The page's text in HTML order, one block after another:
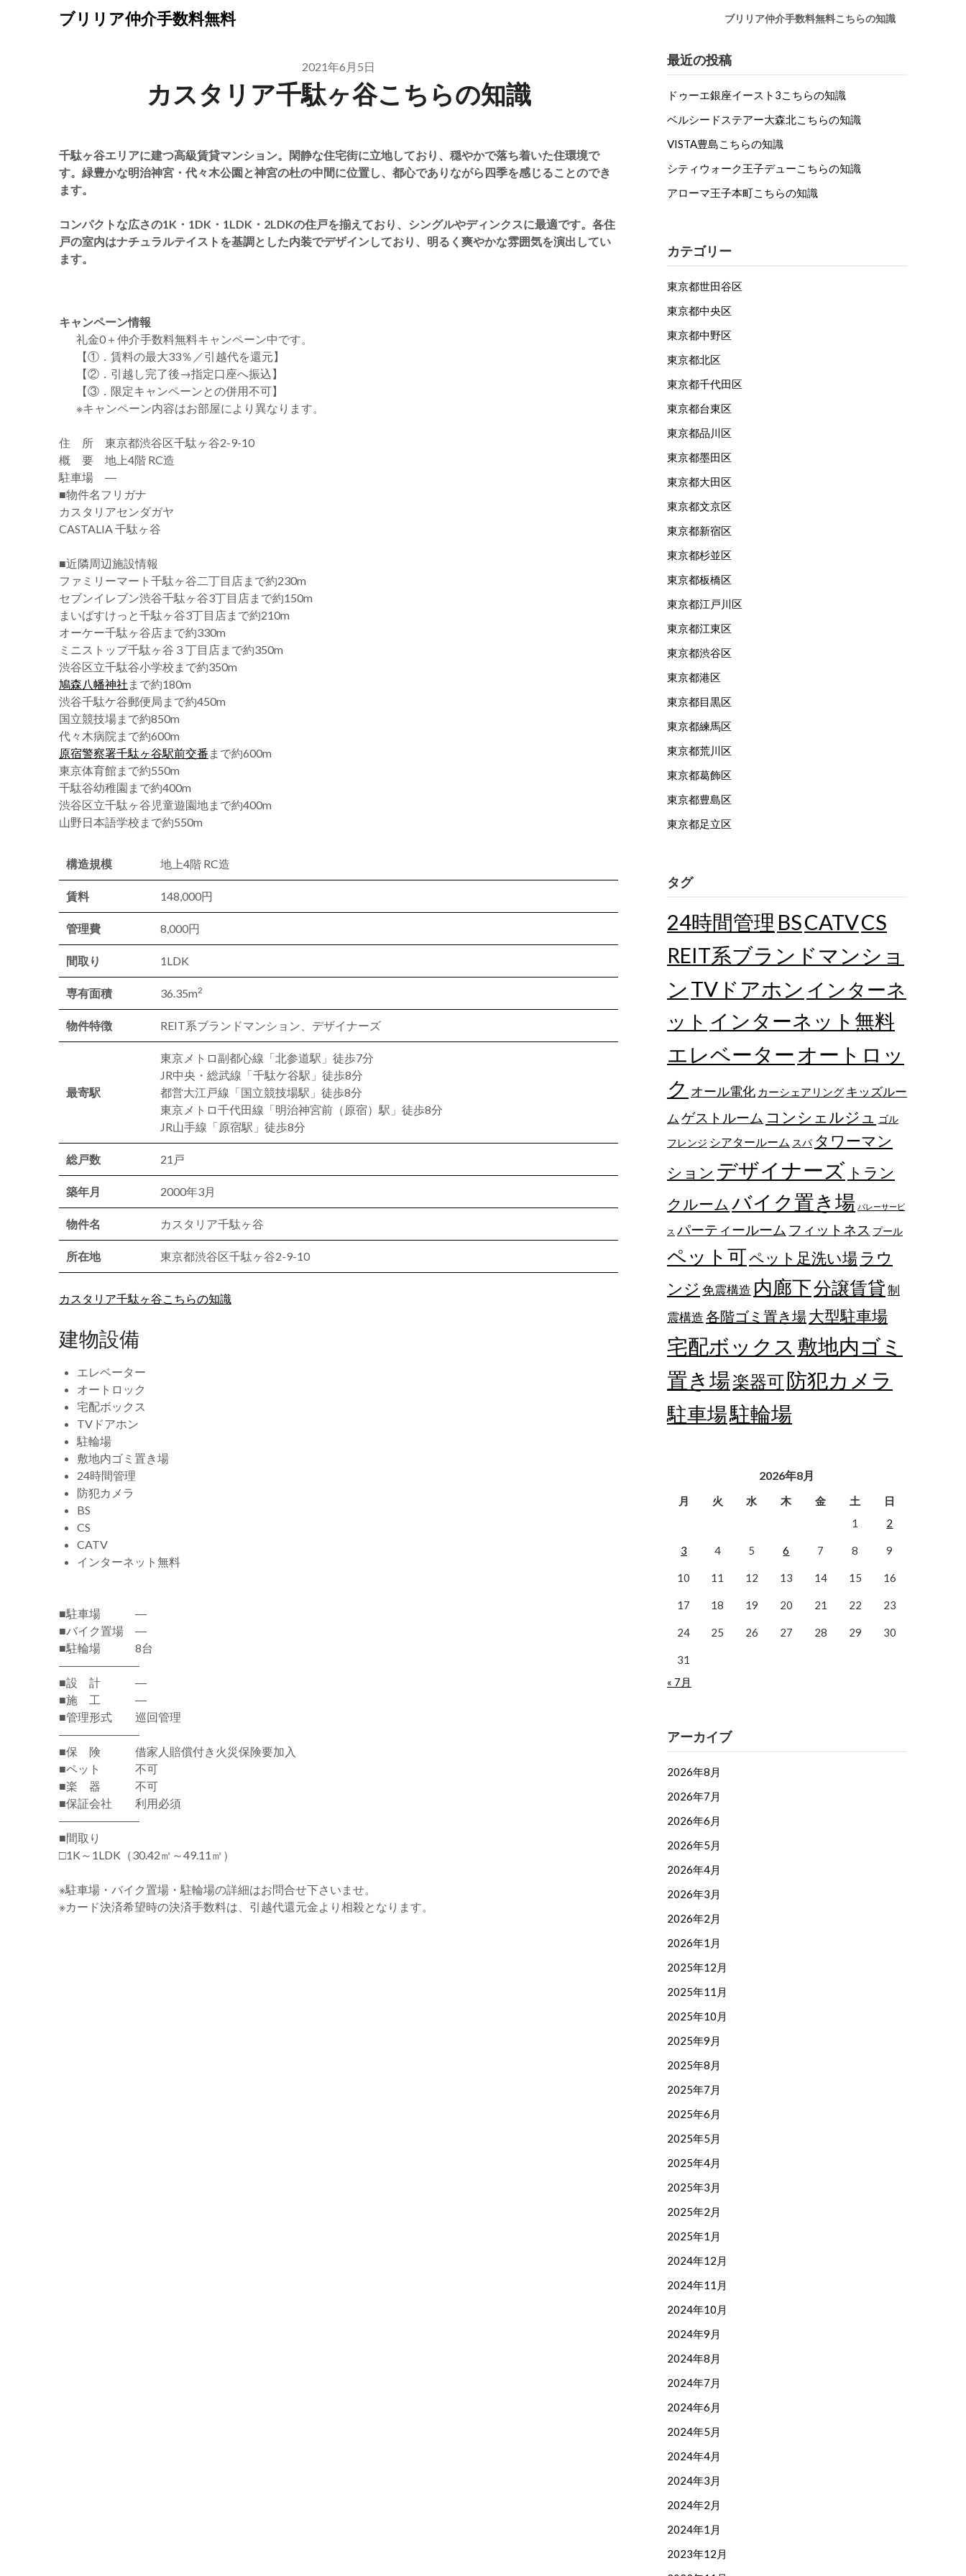
ブリリア仲介手数料無料 ブリリア仲介手数料無料こちらの知識
2021年6月5日
カスタリア千駄ヶ谷こちらの知識
千駄ヶ谷エリアに建つ高級賃貸マンション。閑静な住宅街に立地しており、穏やかで落ち着いた住環境で
す。緑豊かな明治神宮・代々木公園と神宮の杜の中間に位置し、都心でありながら四季を感じることのでき
ます。
コンパクトな広さの1K・1DK・1LDK・2LDKの住戸を揃えており、シングルやディンクスに最適です。各住
戸の室内はナチュラルテイストを基調とした内装でデザインしており、明るく爽やかな雰囲気を演出してい
ます。
キャンペーン情報
礼金0 ＋仲介手数料無料キャンペーン中です。
【①．賃料の最大33％／引越代を還元】
【②．引越し完了後→指定口座へ振込】
【③．限定キャンペーンとの併用不可】
※キャンペーン内容はお部屋により異なります。
住 所 東京都渋谷区千駄ヶ谷2-9-10
概 要 地上4階 RC造
駐車場 ―
■物件名フリガナ
カスタリアセンダガヤ
CASTALIA 千駄ヶ谷
■近隣周辺施設情報
ファミリーマート千駄ヶ谷二丁目店まで約230m
セブンイレブン渋谷千駄ヶ谷3丁目店まで約150m
まいばすけっと千駄ヶ谷3丁目店まで約210m
オーケー千駄ヶ谷店まで約330m
ミニストップ千駄ヶ谷３丁目店まで約350m
渋谷区立千駄谷小学校まで約350m
鳩森八幡神社 まで約180m
渋谷千駄ケ谷郵便局まで約450m
国立競技場まで約850m
代々木病院まで約600m
原宿警察署千駄ヶ谷駅前交番 まで約600m
東京体育館まで約550m
千駄谷幼稚園まで約400m
渋谷区立千駄ヶ谷児童遊園地まで約400m
山野日本語学校まで約550m
構造規模 地上4階 RC造
賃料 148,000円
管理費 8,000円
間取り 1LDK
専有面積 36.35m2
物件特徴 REIT系ブランドマンション、デザイナーズ
最寄駅
東京メトロ副都心線「北参道駅」徒歩7分
JR中央・総武線「千駄ケ谷駅」徒歩8分
都営大江戸線「国立競技場駅」徒歩8分
東京メトロ千代田線「明治神宮前（原宿）駅」徒歩8分
JR山手線「原宿駅」徒歩8分
総戸数 21戸
築年月 2000年3月
物件名 カスタリア千駄ヶ谷
所在地 東京都渋谷区千駄ヶ谷2-9-10
カスタリア千駄ヶ谷こちらの知識
建物設備
エレベーター
オートロック
宅配ボックス
TVドアホン
駐輪場
敷地内ゴミ置き場
24時間管理
防犯カメラ
BS
CS
CATV
インターネット無料
■駐車場 ―
■バイク置場 ―
■駐輪場 8台
―――――――
■設 計 ―
■施 工 ―
■管理形式 巡回管理
―――――――
■保 険 借家人賠償付き火災保険要加入
■ペット 不可
■楽 器 不可
■保証会社 利用必須
―――――――
■間取り
□1K～1LDK（30.42㎡～49.11㎡）
※駐車場・バイク置場・駐輪場の詳細はお問合せ下さいませ。
※カード決済希望時の決済手数料は、引越代還元金より相殺となります。
最近の投稿
ドゥーエ銀座イースト3こちらの知識
ベルシードステアー大森北こちらの知識
VISTA豊島こちらの知識
シティウォーク王子デューこちらの知識
アローマ王子本町こちらの知識
カテゴリー
東京都世田谷区
東京都中央区
東京都中野区
東京都北区
東京都千代田区
東京都台東区
東京都品川区
東京都墨田区
東京都大田区
東京都文京区
東京都新宿区
東京都杉並区
東京都板橋区
東京都江戸川区
東京都江東区
東京都渋谷区
東京都港区
東京都目黒区
東京都練馬区
東京都荒川区
東京都葛飾区
東京都豊島区
東京都足立区
タグ
24時間管理 BSCATVCS
REIT系ブランドマンショ
ン TVドアホン インターネ
ット インターネット無料
エレベーター オートロッ
ク オール電化 カーシェアリング キッズルー
ム ゲストルーム コンシェルジュ
ゴル
フレンジ シアタールーム スパ タワーマン
ション デザイナーズ トラン
クルーム バイク置き場 バレーサービ
ス パーティールーム フィットネス プール
ペット可ペット足洗い場 ラウ
ンジ 免震構造 内廊下分譲賃貸制
震構造各階ゴミ置き場大型駐車場
宅配ボックス 敷地内ゴミ
置き場楽器可防犯カメラ
駐車場駐輪場
2026年8月
月 火 水 木 金 土
日
1
2
3 4 5 6 7 8 9
10 11 12 13 14 15 16
17 18 19 20 21 22 23
24 25 26 27 28 29 30
31
« 7月
アーカイブ
2026年8月
2026年7月
2026年6月
2026年5月
2026年4月
2026年3月
2026年2月
2026年1月
2025年12月
2025年11月
2025年10月
2025年9月
2025年8月
2025年7月
2025年6月
2025年5月
2025年4月
2025年3月
2025年2月
2025年1月
2024年12月
2024年11月
2024年10月
2024年9月
2024年8月
2024年7月
2024年6月
2024年5月
2024年4月
2024年3月
2024年2月
2024年1月
2023年12月